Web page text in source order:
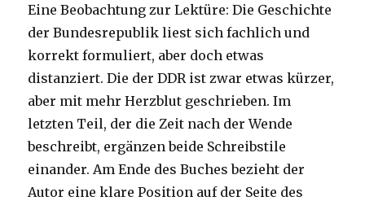
Eine Beobachtung zur Lektüre: Die Geschichte
der Bundesrepublik liest sich fachlich und
korrekt formuliert, aber doch etwas
distanziert. Die der DDR ist zwar etwas kürzer,
aber mit mehr Herzblut geschrieben. Im
letzten Teil, der die Zeit nach der Wende
beschreibt, ergänzen beide Schreibstile
einander. Am Ende des Buches bezieht der
Autor eine klare Position auf der Seite des